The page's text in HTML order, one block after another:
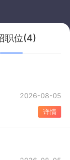
职位(4)
2026-08-05
详情